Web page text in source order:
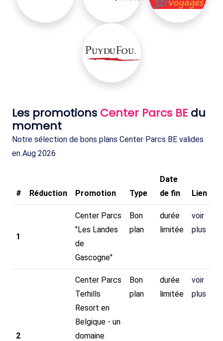
Les promotions Center Parcs BE du
moment
Notre sélection de bons plans Center Parcs BE valides
en Aug 2026
# Réduction Promotion Type
Date
de fin
Lien
1
Center Parcs
"Les Landes
de
Gascogne"
Bon
plan
durée
limitée
voir
plus
2
Center Parcs
Terhills
Resort en
Belgique - un
domaine
Bon
plan
durée
limitée
voir
plus